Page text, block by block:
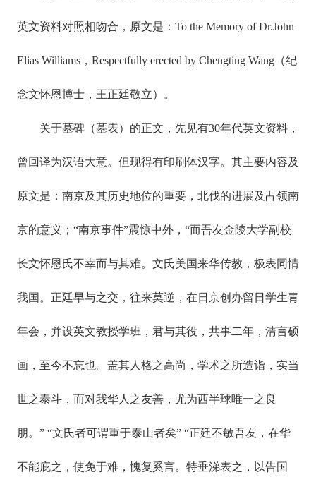
英文资料对照相吻合，原文是：To the Memory of Dr.John
Elias Williams，Respectfully erected by Chengting Wang（纪
念文怀恩博士，王正廷敬立）。
关于墓碑（墓表）的正文，先见有30年代英文资料，
曾回译为汉语大意。但现得有印刷体汉字。其主要内容及
原文是：南京及其历史地位的重要，北伐的进展及占领南
京的意义；“南京事件”震惊中外，“而吾友金陵大学副校
长文怀恩氏不幸而与其难。文氏美国来华传教，极表同情
我国。正廷早与之交，往来莫逆，在日京创办留日学生青
年会，并设英文教授学班，君与其役，共事二年，清言硕
画，至今不忘也。盖其人格之高尚，学术之所造诣，实当
世之泰斗，而对我华人之友善，尤为西半球唯一之良
朋。” “文氏者可谓重于泰山者矣” “正廷不敏吾友，在华
不能庇之，使免于难，愧复奚言。特垂涕表之，以告国